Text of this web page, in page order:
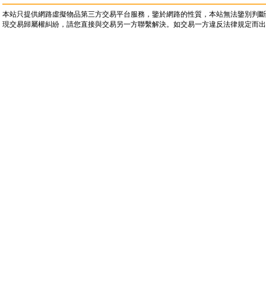
本站只提供網路虛擬物品第三方交易平台服務，鑒於網路的性質，本站無法鑒別
現交易歸屬權糾紛，請您直接與交易另一方聯繫解決。如交易一方違反法律規定